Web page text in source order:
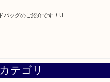
近の投稿